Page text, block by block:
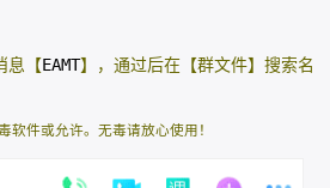
息【EAMT】，通过后在【群文件】搜索名
件或允许。无毒请放心使用！